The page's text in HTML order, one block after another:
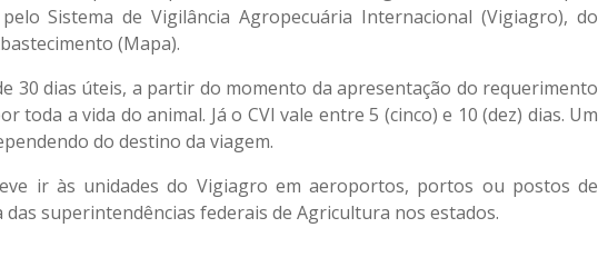
Sistema de Vigilância Agropecuária Internacional (Vigiagro), do
(Mapa).
30 dias úteis, a partir do momento da apresentação do requerimento
toda a vida do animal. Já o CVI vale entre 5 (cinco) e 10 (dez) dias. Um
do destino da viagem.
ir às unidades do Vigiagro em aeroportos, portos ou postos de
superintendências federais de Agricultura nos estados.